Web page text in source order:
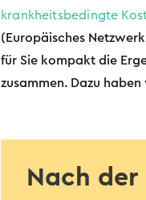
krankheitsbedingte
(Europäisches
für Sie kompakt die
zusammen. Dazu
Nach